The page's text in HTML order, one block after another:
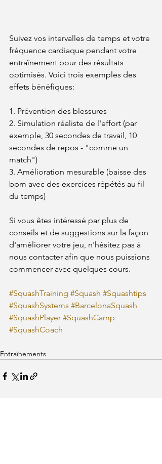
Suivez vos intervalles de temps et votre
fréquence cardiaque pendant votre
entraînement pour des résultats
optimisés. Voici trois exemples des
effets bénéfiques:
1. Prévention des blessures
2. Simulation réaliste de l'effort (par
exemple, 30 secondes de travail, 10
secondes de repos - "comme un
match")
3. Amélioration mesurable (baisse des
bpm avec des exercices répétés au fil
du temps)
Si vous êtes intéressé par plus de
conseils et de suggestions sur la façon
d'améliorer votre jeu, n'hésitez pas à
nous contacter afin que nous puissions
commencer avec quelques cours.
#SquashTraining #Squash #Squashtips
#SquashSystems #BarcelonaSquash
#SquashPlayer #SquashCamp
#SquashCoach
Entraînements